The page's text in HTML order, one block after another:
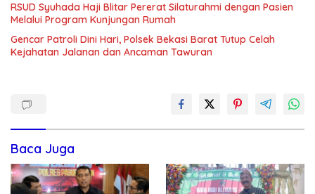
RSUD Syuhada Haji Blitar Pererat Silaturahmi dengan Pasien
Melalui Program Kunjungan Rumah
Gencar Patroli Dini Hari, Polsek Bekasi Barat Tutup Celah
Kejahatan Jalanan dan Ancaman Tawuran
Baca Juga